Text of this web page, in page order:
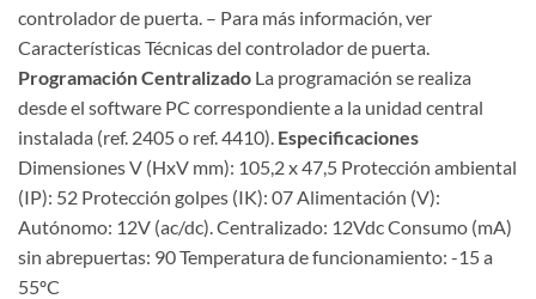
controlador de puerta. – Para más información, ver
Características Técnicas del controlador de puerta.
Programación Centralizado La programación se realiza
desde el software PC correspondiente a la unidad central
instalada (ref. 2405 o ref. 4410). Especificaciones
Dimensiones V (HxV mm): 105,2 x 47,5 Protección ambiental
(IP): 52 Protección golpes (IK): 07 Alimentación (V):
Autónomo: 12V (ac/dc). Centralizado: 12Vdc Consumo (mA)
sin abrepuertas: 90 Temperatura de funcionamiento: -15 a
55ºC